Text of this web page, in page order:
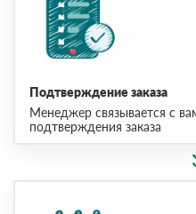
Подтверждение заказа
Менеджер связывается с
подтверждения заказа